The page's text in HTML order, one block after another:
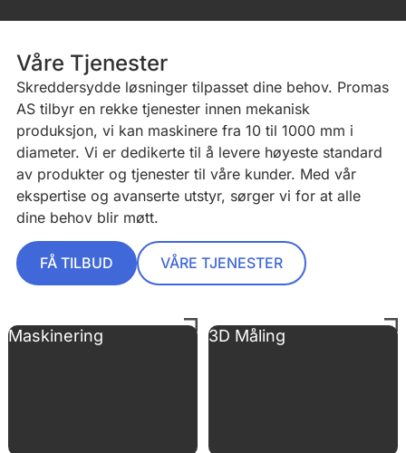
Våre Tjenester
Skreddersydde løsninger tilpasset dine behov. Promas
AS tilbyr en rekke tjenester innen mekanisk
produksjon, vi kan maskinere fra 10 til 1000 mm i
diameter. Vi er dedikerte til å levere høyeste standard
av produkter og tjenester til våre kunder. Med vår
ekspertise og avanserte utstyr, sørger vi for at alle
dine behov blir møtt.
FÅ TILBUD VÅRE TJENESTER
Maskinering 3D Måling